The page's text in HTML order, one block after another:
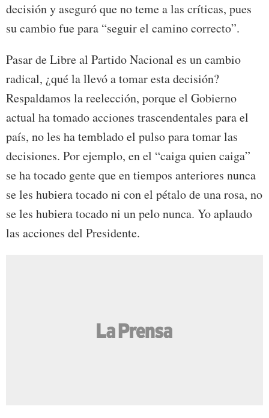
decisión y aseguró que no teme a las críticas, pues
su cambio fue para “seguir el camino correcto”.
Pasar de Libre al Partido Nacional es un cambio
radical, ¿qué la llevó a tomar esta decisión?
Respaldamos la reelección, porque el Gobierno
actual ha tomado acciones trascendentales para el
país, no les ha temblado el pulso para tomar las
decisiones. Por ejemplo, en el “caiga quien caiga”
se ha tocado gente que en tiempos anteriores nunca
se les hubiera tocado ni con el pétalo de una rosa, no
se les hubiera tocado ni un pelo nunca. Yo aplaudo
las acciones del Presidente.